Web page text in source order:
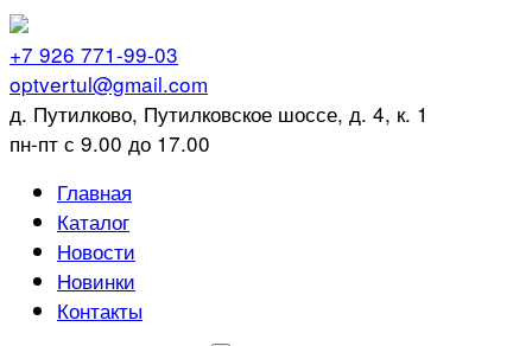
+7 926 771-99-03
optvertul@gmail.com
д. Путилково, Путилковское шоссе, д. 4, к. 1
пн-пт с 9.00 до 17.00
Главная
Каталог
Новости
Новинки
Контакты